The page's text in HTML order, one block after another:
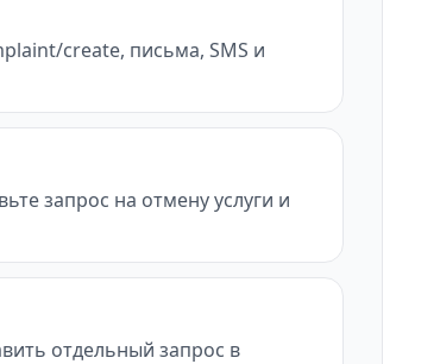
create, письма, SMS и
запрос на отмену услуги и
отдельный запрос в